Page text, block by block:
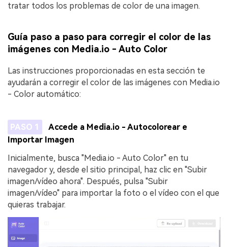
tratar todos los problemas de color de una imagen.
Guía paso a paso para corregir el color de las
imágenes con Media.io - Auto Color
Las instrucciones proporcionadas en esta sección te
ayudarán a corregir el color de las imágenes con Media.io
- Color automático:
PASO 1
Accede a Media.io - Autocolorear e
Importar Imagen
Inicialmente, busca "Media.io - Auto Color" en tu
navegador y, desde el sitio principal, haz clic en "Subir
imagen/vídeo ahora". Después, pulsa "Subir
imagen/vídeo" para importar la foto o el vídeo con el que
quieras trabajar.